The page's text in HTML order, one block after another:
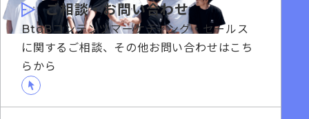
ご相談・お問い合わせ
BtoBコンテンツマーケティング・セールス
に関するご相談、その他お問い合わせはこち
らから